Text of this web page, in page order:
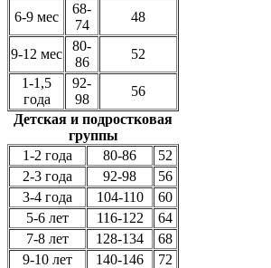
6-9 мес
68-
74
48
9-12 мес
80-
86
52
1-1,5
года
92-
98
56
Детская и подростковая
группы
1-2 года
80-86
52
2-3 года
92-98
56
3-4 года
104-110
60
5-6 лет
116-122
64
7-8 лет
128-134
68
9-10 лет
140-146
72